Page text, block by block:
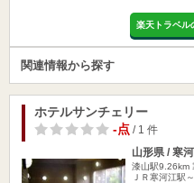
楽天トラベル
関連情報から探す
ホテルサンチェリー
-点/ 1 件
山形県 / 寒
漆山駅9.26km
ＪＲ寒河江駅